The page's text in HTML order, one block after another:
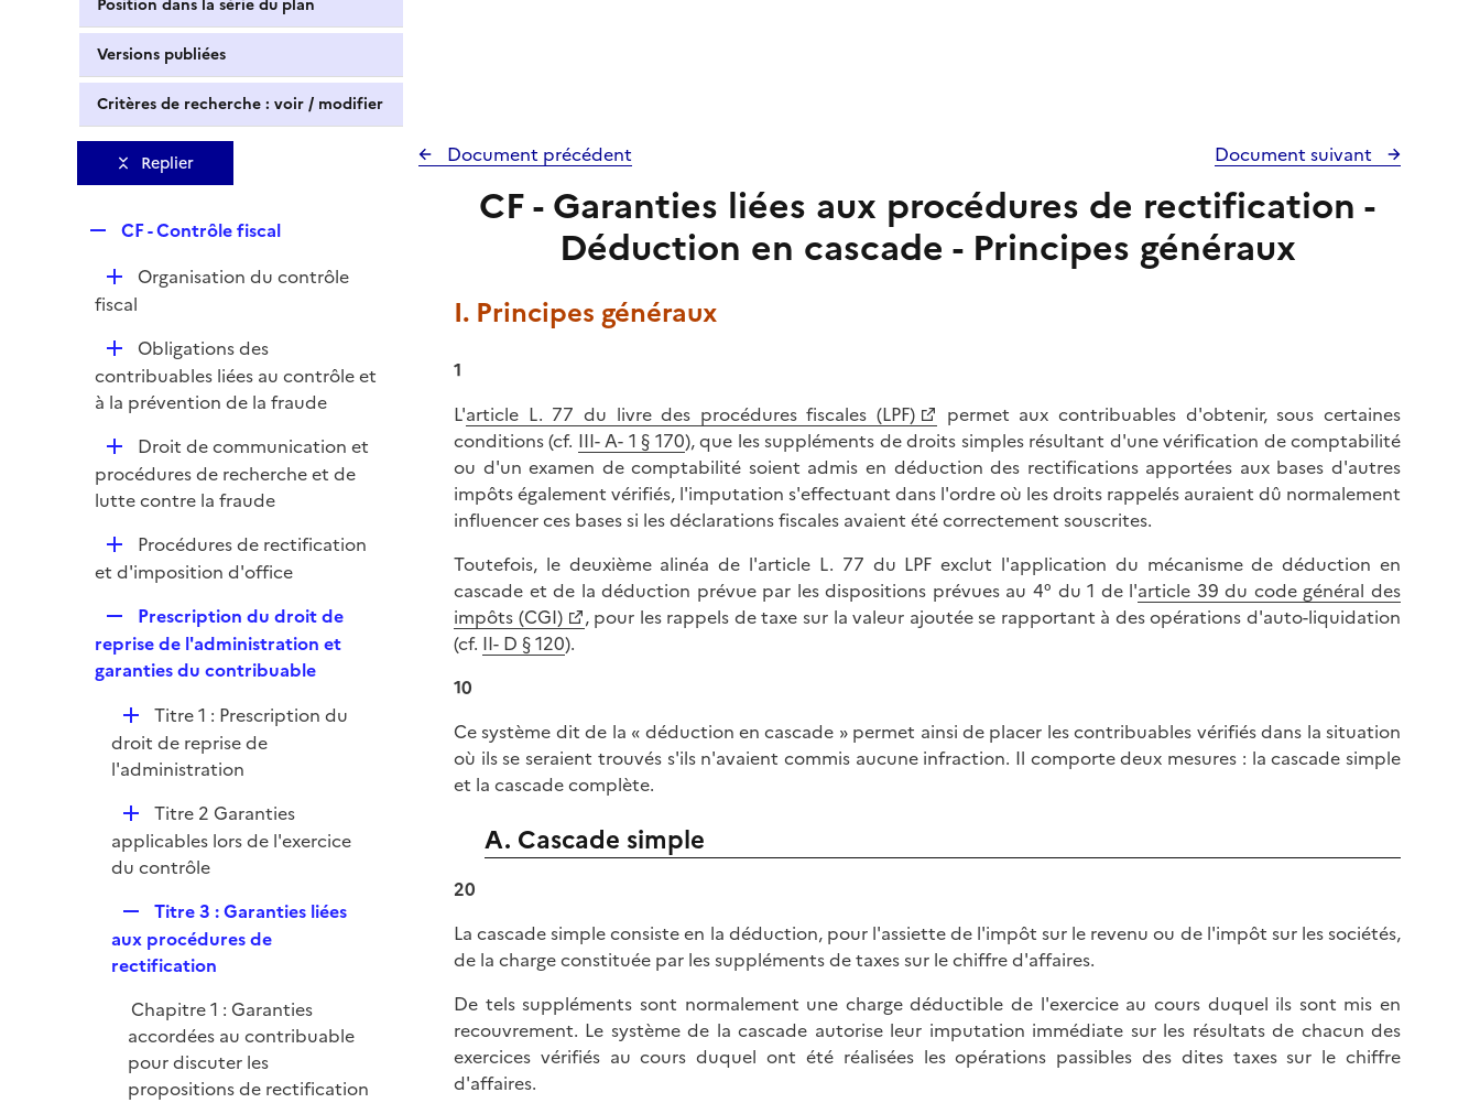
Position dans la série du plan
Versions publiées
Critères de recherche : voir / modifier
Replier
p
l
i
e
r
CF - Contrôle fiscal
D
é
i
e
Organisation du contrôle
fiscal
D
é
p
e
r
Obligations des
contribuables liées au contrôle et
à la prévention de la fraude
D
é
p
e
Droit de communication et
procédures de recherche et de
lutte contre la fraude
D
é
i
e
r
Procédures de rectification
et d'imposition d'office
e
p
i
e
r
Prescription du droit de
reprise de l'administration et
garanties du contribuable
D
é
p
e
r
Titre 1 : Prescription du
droit de reprise de
l'administration
D
é
p
e
r
Titre 2 Garanties
applicables lors de l'exercice
du contrôle
e
p
i
e
r
Titre 3 : Garanties liées
aux procédures de
rectification
Chapitre 1 : Garanties
accordées au contribuable
pour discuter les
propositions de rectification
Document précédent Document suivant
CF - Garanties liées aux procédures de rectification -
Déduction en cascade - Principes généraux
I. Principes généraux
1
L'article L. 77 du livre des procédures fiscales (LPF)
permet aux contribuables d'obtenir, sous certaines
conditions (cf. III- A- 1 § 170), que les suppléments de droits simples résultant d'une vérification de comptabilité
ou d'un examen de comptabilité soient admis en déduction des rectifications apportées aux bases d'autres
impôts également vérifiés, l'imputation s'effectuant dans l'ordre où les droits rappelés auraient dû normalement
influencer ces bases si les déclarations fiscales avaient été correctement souscrites.
Toutefois, le deuxième alinéa de l'article L. 77 du LPF exclut l'application du mécanisme de déduction en
cascade et de la déduction prévue par les dispositions prévues au 4° du 1 de l'article 39 du code général des
impôts (CGI)
, pour les rappels de taxe sur la valeur ajoutée se rapportant à des opérations d'auto-liquidation
(cf. II- D § 120).
10
Ce système dit de la « déduction en cascade » permet ainsi de placer les contribuables vérifiés dans la situation
où ils se seraient trouvés s'ils n'avaient commis aucune infraction. Il comporte deux mesures : la cascade simple
et la cascade complète.
A. Cascade simple
20
La cascade simple consiste en la déduction, pour l'assiette de l'impôt sur le revenu ou de l'impôt sur les sociétés,
de la charge constituée par les suppléments de taxes sur le chiffre d'affaires.
De tels suppléments sont normalement une charge déductible de l'exercice au cours duquel ils sont mis en
recouvrement. Le système de la cascade autorise leur imputation immédiate sur les résultats de chacun des
exercices vérifiés au cours duquel ont été réalisées les opérations passibles des dites taxes sur le chiffre
d'affaires.